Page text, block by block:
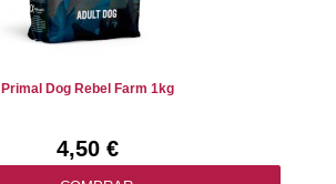
Primal Dog Rebel Farm 1kg
4,50 €